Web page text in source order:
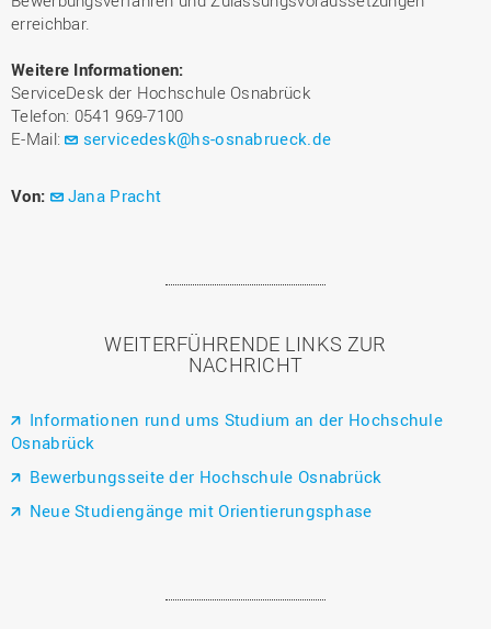
erreichbar.
Weitere Informationen:
ServiceDesk der Hochschule Osnabrück
Telefon: 0541 969-7100
E-Mail:
servicedesk@hs-osnabrueck.de
Von: Jana Pracht
WEITERFÜHRENDE LINKS ZUR
NACHRICHT
Informationen rund ums Studium an der Hochschule
Osnabrück
Bewerbungsseite der Hochschule Osnabrück
Neue Studiengänge mit Orientierungsphase